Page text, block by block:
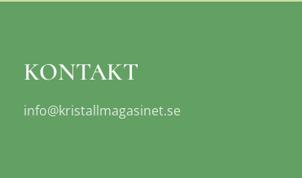
KONTAKT
info@kristallmagasinet.se